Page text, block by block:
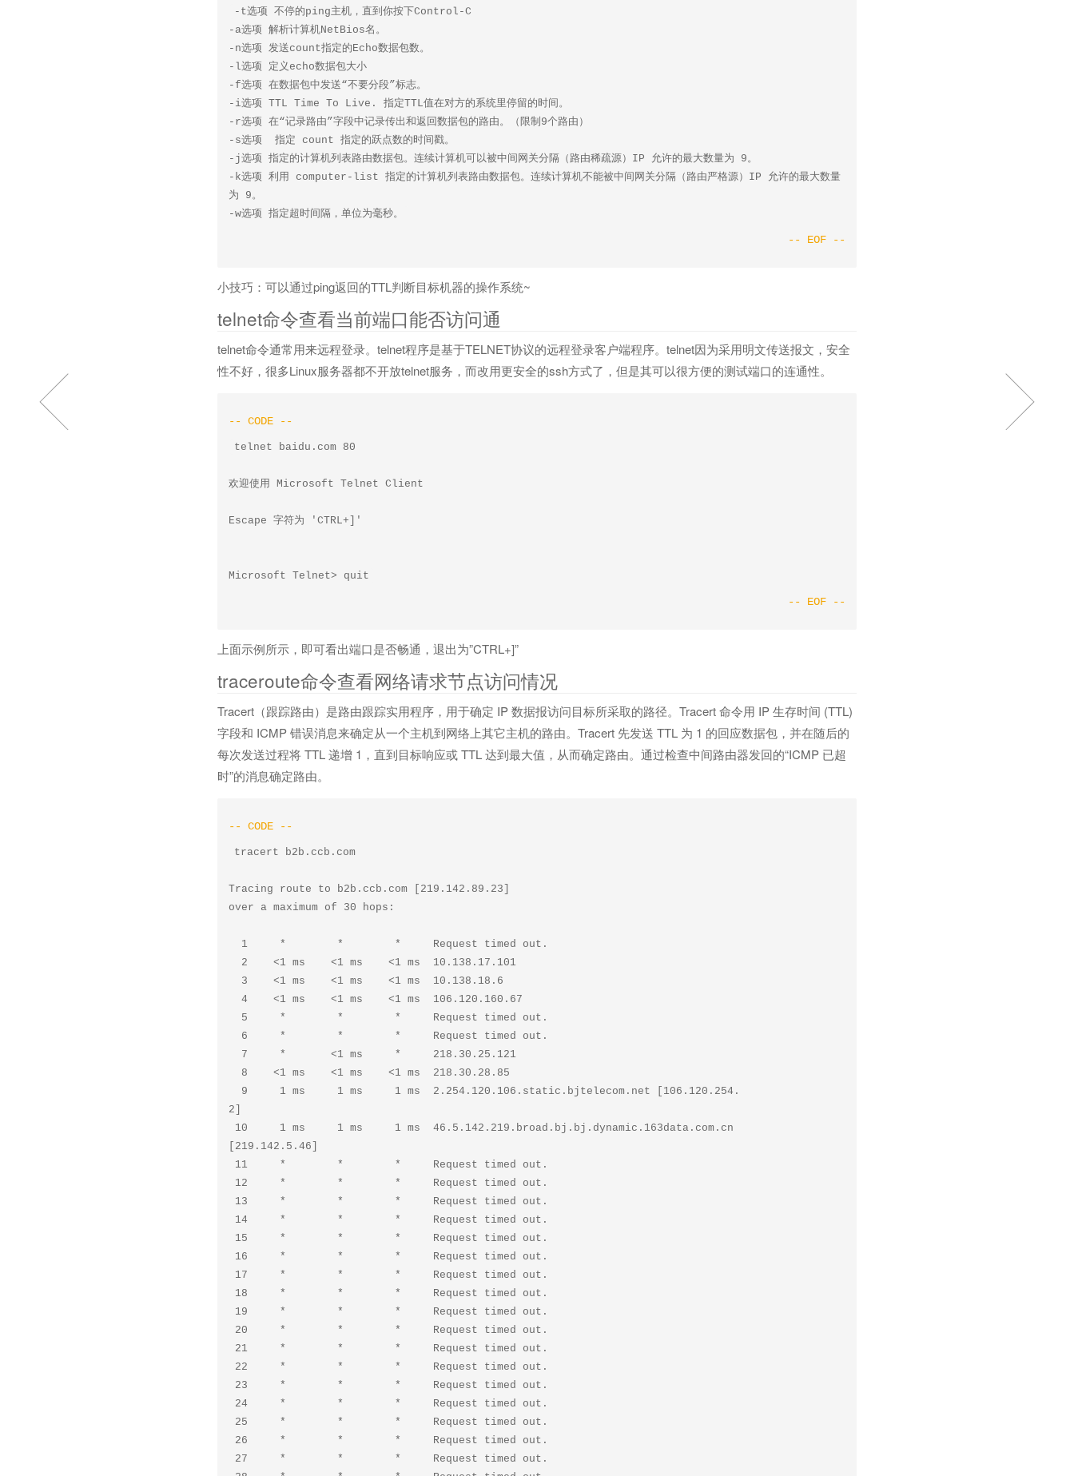
-t选项 不停的ping主机，直到你按下Control-C
-a选项 解析计算机NetBios名。
-n选项 发送count指定的Echo数据包数。
-l选项 定义echo数据包大小
-f选项 在数据包中发送“不要分段”标志。
-i选项 TTL Time To Live. 指定TTL值在对方的系统里停留的时间。
-r选项 在“记录路由”字段中记录传出和返回数据包的路由。（限制9个路由）
-s选项  指定 count 指定的跃点数的时间戳。
-j选项 指定的计算机列表路由数据包。连续计算机可以被中间网关分隔（路由稀疏源）IP 允许的最大数量为 9。
-k选项 利用 computer-list 指定的计算机列表路由数据包。连续计算机不能被中间网关分隔（路由严格源）IP 允许的最大数量
为 9。
小技巧：可以通过ping返回的TTL判断目标机器的操作系统~
telnet命令查看当前端口能否访问通
telnet命令通常用来远程登录。telnet程序是基于TELNET协议的远程登录客户端程序。telnet因为采用明文传送报文，安全
性不好，很多Linux服务器都不开放telnet服务，而改用更安全的ssh方式了，但是其可以很方便的测试端口的连通性。
telnet baidu.com 80
欢迎使用 Microsoft Telnet Client
Escape 字符为 'CTRL+]'
上面示例所示，即可看出端口是否畅通，退出为”CTRL+]”
traceroute命令查看网络请求节点访问情况
Tracert（跟踪路由）是路由跟踪实用程序，用于确定 IP 数据报访问目标所采取的路径。Tracert 命令用 IP 生存时间 (TTL)
字段和 ICMP 错误消息来确定从一个主机到网络上其它主机的路由。Tracert 先发送 TTL 为 1 的回应数据包，并在随后的
每次发送过程将 TTL 递增 1，直到目标响应或 TTL 达到最大值，从而确定路由。通过检查中间路由器发回的“ICMP 已超
时”的消息确定路由。
tracert b2b.ccb.com
Tracing route to b2b.ccb.com [219.142.89.23]
over a maximum of 30 hops:
2]
[219.142.5.46]